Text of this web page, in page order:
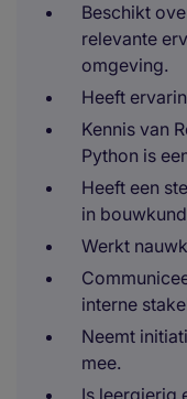
Beschikt
relevante
omgeving.
Heeft
Kennis van
Python is
Heeft een
in
Werkt
interne
Neemt
mee.
Is leergierig